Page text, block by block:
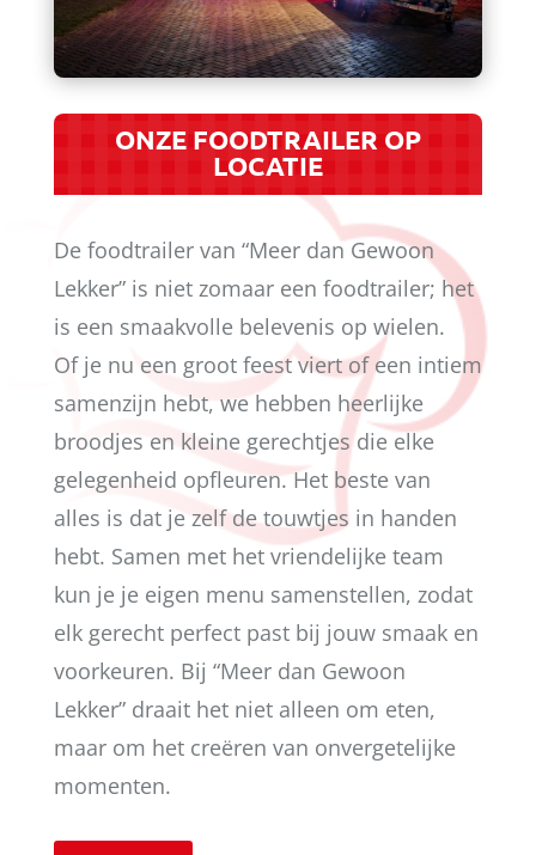
ONZE FOODTRAILER OP
LOCATIE
De foodtrailer van “Meer dan Gewoon
Lekker” is niet zomaar een foodtrailer; het
is een smaakvolle belevenis op wielen.
Of je nu een groot feest viert of een intiem
samenzijn hebt, we hebben heerlijke
broodjes en kleine gerechtjes die elke
gelegenheid opfleuren. Het beste van
alles is dat je zelf de touwtjes in handen
hebt. Samen met het vriendelijke team
kun je je eigen menu samenstellen, zodat
elk gerecht perfect past bij jouw smaak en
voorkeuren. Bij “Meer dan Gewoon
Lekker” draait het niet alleen om eten,
maar om het creëren van onvergetelijke
momenten.